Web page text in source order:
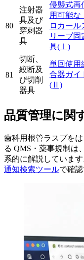
80
注射器
具及び
穿刺器
具
侵襲式再
用可能な
ロカール
リーブ固
具(Ⅰ)
81
切断、
絞断及
び切削
器具
単回使用
合器ガイ
(Ⅱ)
品質管理に関
歯科用根管ラスプを
る QMS・薬事規制は、
系的に解説していま
通知検索ツールで確認